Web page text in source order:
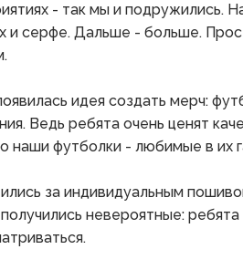
- так мы и подружились.
и серфе. Дальше - больше.
идея создать мерч:
Ведь ребята очень ценят
наши футболки - любимые в их
за индивидуальным
невероятные: